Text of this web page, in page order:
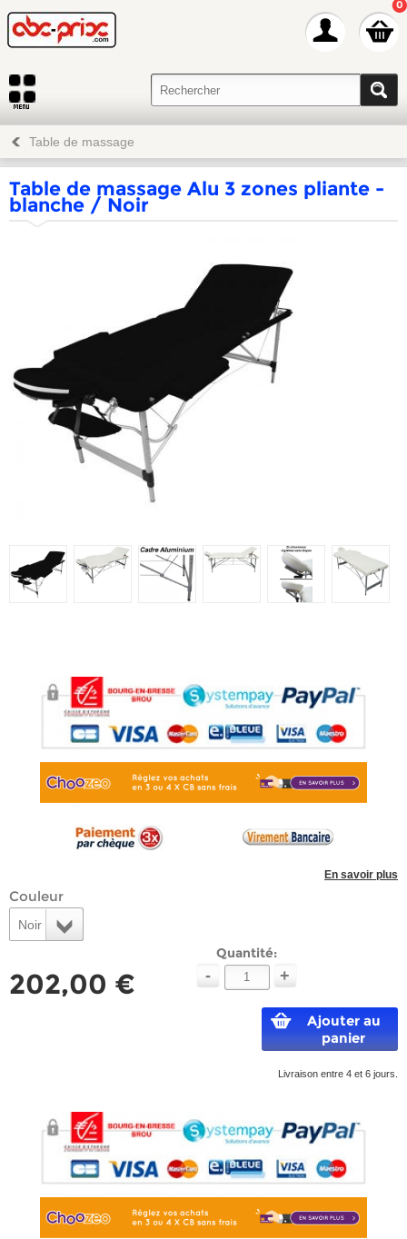
0
Table de massage
Table de massage Alu 3 zones pliante -
blanche / Noir
En savoir plus
Couleur
Noir
202,00 €
Quantité:
- +
Ajouter au
panier
Livraison entre 4 et 6 jours.